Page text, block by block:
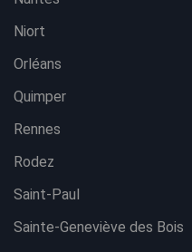
Niort
Orléans
Quimper
Rennes
Rodez
Saint-Paul
Sainte-Geneviève des Bois